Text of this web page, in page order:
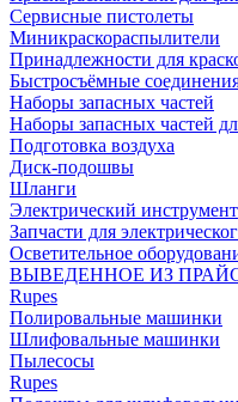
Сервисные пистолеты
Миникраскораспылители
Принадлежности для
Быстросъёмные
Наборы запасных частей
Наборы запасных частей
Подготовка воздуха
Диск-подошвы
Шланги
Электрический инструмент
Запчасти для
Осветительное
ВЫВЕДЕННОЕ ИЗ
Rupes
Полировальные машинки
Шлифовальные машинки
Пылесосы
Rupes